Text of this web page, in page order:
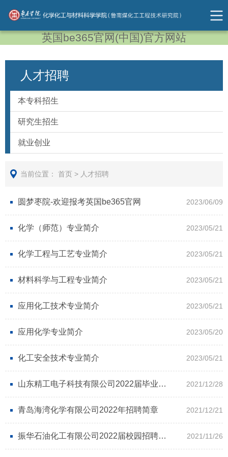
英国be365官网(中国)官方网站
人才招聘
本专科招生
研究生招生
就业创业
当前位置： 首页 > 人才招聘
圆梦枣院-欢迎报考英国be365官网 2023/06/09
化学（师范）专业简介 2023/05/21
化学工程与工艺专业简介 2023/05/21
材料科学与工程专业简介 2023/05/21
应用化工技术专业简介 2023/05/21
应用化学专业简介 2023/05/20
化工安全技术专业简介 2023/05/21
山东精工电子科技有限公司2022届毕业生校园招聘简章 2021/12/28
青岛海湾化学有限公司2022年招聘简章 2021/12/21
振华石油化工有限公司2022届校园招聘简章 2021/11/26